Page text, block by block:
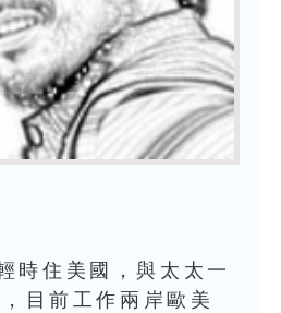
時住美國，與太太一
目前工作兩岸歐美